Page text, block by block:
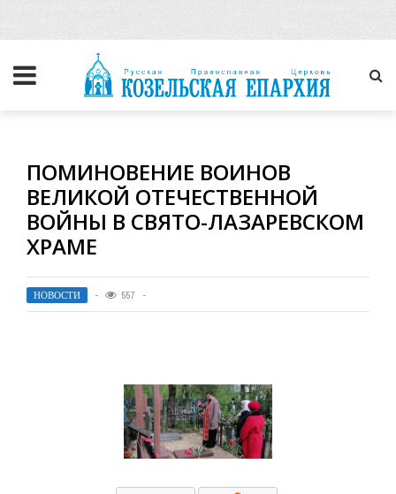
ПОМИНОВЕНИЕ ВОИНОВ
ВЕЛИКОЙ ОТЕЧЕСТВЕННОЙ
ВОЙНЫ В СВЯТО-ЛАЗАРЕВСКОМ
ХРАМЕ
НОВОСТИ 557